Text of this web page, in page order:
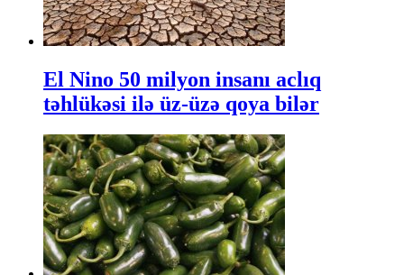
El Nino 50 milyon insanı aclıq
təhlükəsi ilə üz-üzə qoya bilər